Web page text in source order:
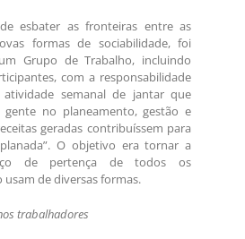
esbater as fronteiras entre as
formas de sociabilidade, foi
Grupo de Trabalho, incluindo
com a responsabilidade
semanal de jantar que
no planeamento, gestão e
geradas contribuíssem para
O objetivo era tornar a
de pertença de todos os
de diversas formas.
trabalhadores